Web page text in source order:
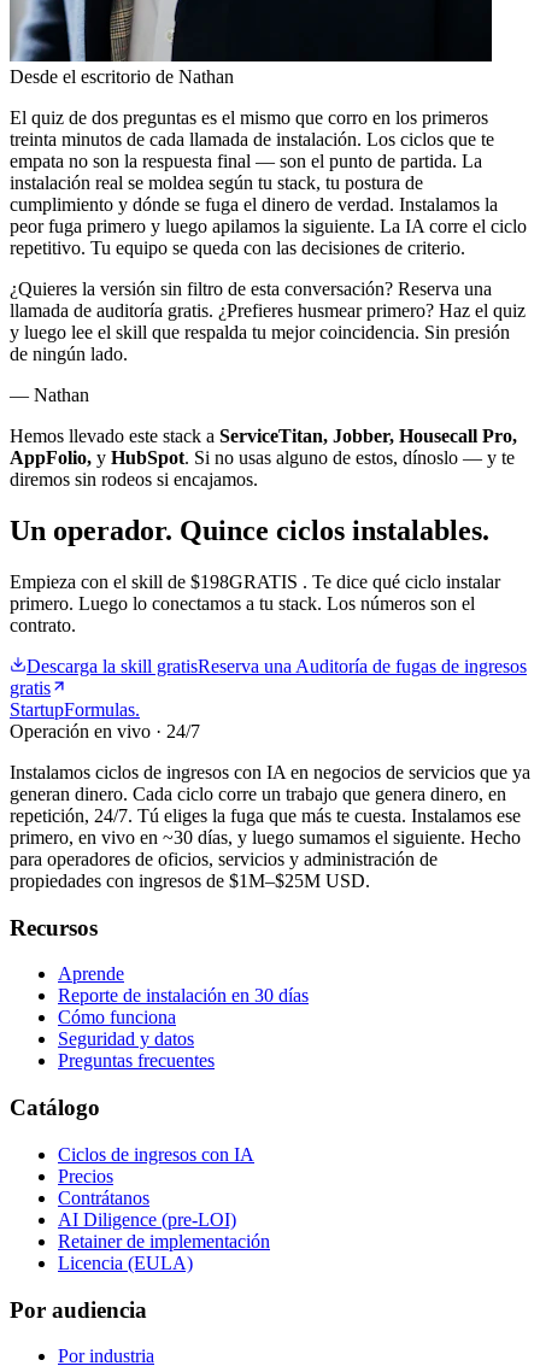
Desde el escritorio de Nathan
El quiz de dos preguntas es el mismo que corro en los primeros
treinta minutos de cada llamada de instalación. Los ciclos que te
empata no son la respuesta final — son el punto de partida. La
instalación real se moldea según tu stack, tu postura de
cumplimiento y dónde se fuga el dinero de verdad. Instalamos la
peor fuga primero y luego apilamos la siguiente. La IA corre el ciclo
repetitivo. Tu equipo se queda con las decisiones de criterio.
¿Quieres la versión sin filtro de esta conversación? Reserva una
llamada de auditoría gratis. ¿Prefieres husmear primero? Haz el quiz
y luego lee el skill que respalda tu mejor coincidencia. Sin presión
de ningún lado.
— Nathan
Hemos llevado este stack a ServiceTitan, Jobber, Housecall Pro,
AppFolio, y HubSpot. Si no usas alguno de estos, dínoslo — y te
diremos sin rodeos si encajamos.
Un operador. Quince ciclos instalables.
Empieza con el skill de $198GRATIS . Te dice qué ciclo instalar
primero. Luego lo conectamos a tu stack. Los números son el
contrato.
Descarga la skill gratisReserva una Auditoría de fugas de ingresos
gratis
StartupFormulas.
Operación en vivo · 24/7
Instalamos ciclos de ingresos con IA en negocios de servicios que ya
generan dinero. Cada ciclo corre un trabajo que genera dinero, en
repetición, 24/7. Tú eliges la fuga que más te cuesta. Instalamos ese
primero, en vivo en ~30 días, y luego sumamos el siguiente. Hecho
para operadores de oficios, servicios y administración de
propiedades con ingresos de $1M–$25M USD.
Recursos
Aprende
Reporte de instalación en 30 días
Cómo funciona
Seguridad y datos
Preguntas frecuentes
Catálogo
Ciclos de ingresos con IA
Precios
Contrátanos
AI Diligence (pre-LOI)
Retainer de implementación
Licencia (EULA)
Por audiencia
Por industria